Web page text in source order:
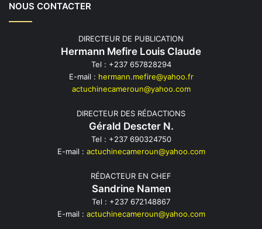
NOUS CONTACTER
DIRECTEUR DE PUBLICATION
Hermann Mefire Louis Claude
Tel : +237 657828294
E-mail : hermann.mefire@yahoo.fr
actuchinecameroun@yahoo.com
DIRECTEUR DES RÉDACTIONS
Gérald Descter N.
Tel : +237 690324750
E-mail : actuchinecameroun@yahoo.com
RÉDACTEUR EN CHEF
Sandrine Namen
Tel : +237 672148867
E-mail : actuchinecameroun@yahoo.com